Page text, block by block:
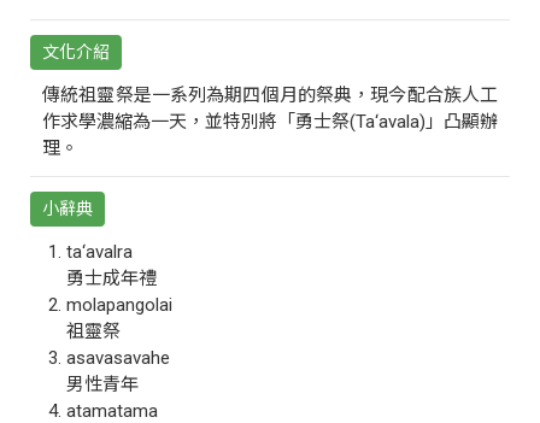
文化介紹
傳統祖靈祭是一系列為期四個月的祭典，現今配合族人工
作求學濃縮為一天，並特別將「勇士祭(Ta‘avala)」凸顯辦
理。
小辭典
ta‘avalra
勇士成年禮
molapangolai
祖靈祭
asavasavahe
男性青年
atamatama